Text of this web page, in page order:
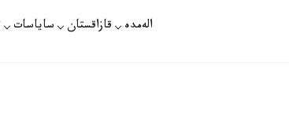
الەمدە قازاقستان ساياسات